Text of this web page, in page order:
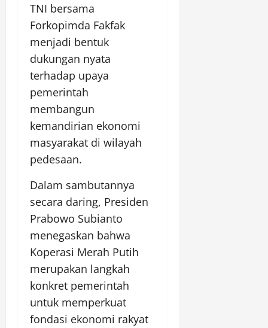
TNI bersama
Forkopimda Fakfak
menjadi bentuk
dukungan nyata
terhadap upaya
pemerintah
membangun
kemandirian ekonomi
masyarakat di wilayah
pedesaan.
Dalam sambutannya
secara daring, Presiden
Prabowo Subianto
menegaskan bahwa
Koperasi Merah Putih
merupakan langkah
konkret pemerintah
untuk memperkuat
fondasi ekonomi rakyat